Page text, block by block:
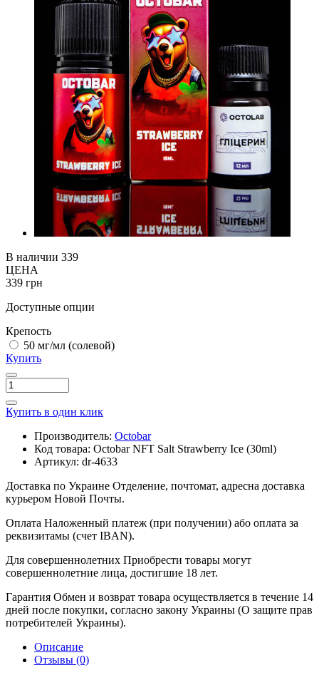
В наличии 339
ЦЕНА
339 грн
Доступные опции
Крепость
50 мг/мл (солевой)
Купить
Купить в один клик
Производитель: Octobar
Код товара: Octobar NFT Salt Strawberry Ice (30ml)
Артикул: dr-4633
Доставка по Украине Отделение, почтомат, адресна доставка
курьером Новой Почты.
Оплата Наложенный платеж (при получении) або оплата за
реквизитамы (счет IBAN).
Для совершеннолетних Приобрести товары могут
совершеннолетние лица, достигшие 18 лет.
Гарантия Обмен и возврат товара осуществляется в течение 14
дней после покупки, согласно закону Украины (О защите прав
потребителей Украины).
Описание
Отзывы (0)